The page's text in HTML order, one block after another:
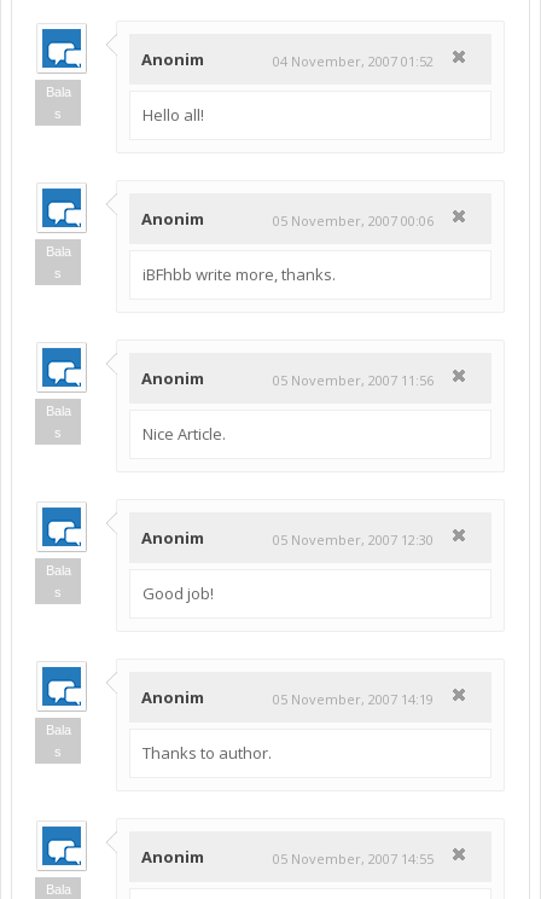
Bala
s
Anonim 04 November, 2007 01:52
Hello all!
Bala
s
Anonim 05 November, 2007 00:06
iBFhbb write more, thanks.
Bala
s
Anonim 05 November, 2007 11:56
Nice Article.
Bala
s
Anonim 05 November, 2007 12:30
Good job!
Bala
s
Anonim 05 November, 2007 14:19
Thanks to author.
Bala
Anonim 05 November, 2007 14:55